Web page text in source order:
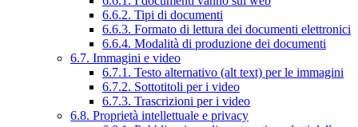
6.6.2. Tipi di documenti
6.6.3. Formato di lettura dei documenti elettronici
6.6.4. Modalità di produzione dei documenti
6.7. Immagini e video
6.7.1. Testo alternativo (alt text) per le immagini
6.7.2. Sottotitoli per i video
6.7.3. Trascrizioni per i video
6.8. Proprietà intellettuale e privacy